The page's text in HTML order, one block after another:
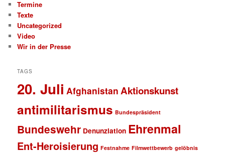
Termine
Texte
Uncategorized
Video
Wir in der Presse
TAGS
20. Juli Afghanistan Aktionskunst
antimilitarismus Bundespräsident
Bundeswehr Denunziation Ehrenmal
Ent-Heroisierung Festnahme Filmwettbewerb gelöbnis